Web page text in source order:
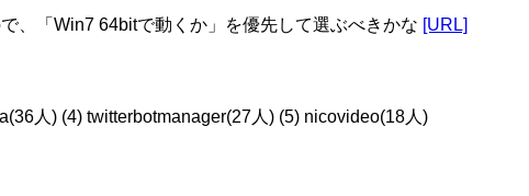
、「Win7 64bitで動くか」を優先して選ぶべきかな [URL]
人) (4) twitterbotmanager(27人) (5) nicovideo(18人)